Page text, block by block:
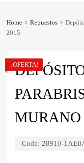
Home Repuestos
2015
MURANO
Code: 28910-
¡OFERTA!